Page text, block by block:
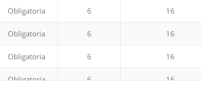
Obligatoria 6 16
Obligatoria 6 16
Obligatoria 6 16
Obligatoria 6 16